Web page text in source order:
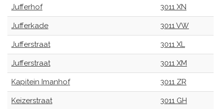
Jufferhof 3011 XN
Jufferkade 3011 VW
Jufferstraat 3011 XL
Jufferstraat 3011 XM
Kapitein Imanhof 3011 ZR
Keizerstraat 3011 GH